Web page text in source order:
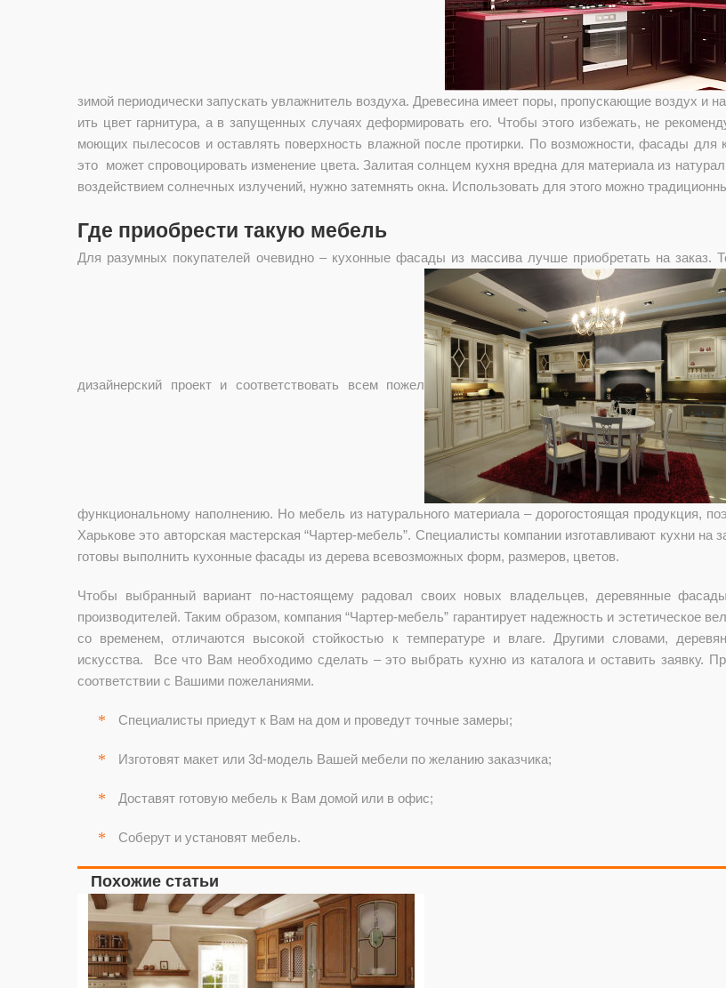
зимой периодически запускать увлажнитель воздуха. Древесина имеет поры, пропускающие воздух и
ить цвет гарнитура, а в запущенных случаях деформировать его. Чтобы этого избежать, не
моющих пылесосов и оставлять поверхность влажной после протирки. По возможности, фасады для
это может спровоцировать изменение цвета. Залитая солнцем кухня вредна для материала из
воздействием солнечных излучений, нужно затемнять окна. Использовать для этого можно
Где приобрести такую мебель
Для разумных покупателей очевидно – кухонные фасады из массива лучше приобретать на заказ.
дизайнерский проект и соответствовать всем пожел
функциональному наполнению. Но мебель из натурального материала – дорогостоящая продукция,
Харькове это авторская мастерская “Чартер-мебель”. Специалисты компании изготавливают кухни
готовы выполнить кухонные фасады из дерева всевозможных форм, размеров, цветов.
Чтобы выбранный вариант по-настоящему радовал своих новых владельцев, деревянные
производителей. Таким образом, компания “Чартер-мебель” гарантирует надежность и эстетическое
со временем, отличаются высокой стойкостью к температуре и влаге. Другими словами,
искусства. Все что Вам необходимо сделать – это выбрать кухню из каталога и оставить заявку.
соответствии с Вашими пожеланиями.
Специалисты приедут к Вам на дом и проведут точные замеры;
Изготовят макет или 3d-модель Вашей мебели по желанию заказчика;
Доставят готовую мебель к Вам домой или в офис;
Соберут и установят мебель.
Похожие статьи